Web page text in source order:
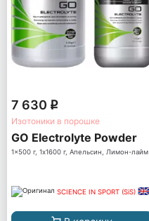
7 630 q
Изотоники в порошке
GO Electrolyte Powder
1x500 г, 1x1600 г, Апельсин, Лимон-лайм
SCIENCE IN SPORT (SiS)